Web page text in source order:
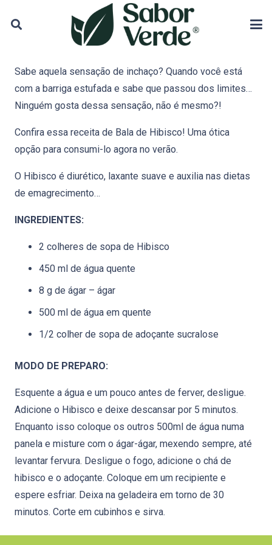
Sabe aquela sensação de inchaço? Quando você está
com a barriga estufada e sabe que passou dos limites…
Ninguém gosta dessa sensação, não é mesmo?!
Confira essa receita de Bala de Hibisco! Uma ótica
opção para consumi-lo agora no verão.
O Hibisco é diurético, laxante suave e auxilia nas dietas
de emagrecimento…
INGREDIENTES:
2 colheres de sopa de Hibisco
450 ml de água quente
8 g de ágar – ágar
500 ml de água em quente
1/2 colher de sopa de adoçante sucralose
MODO DE PREPARO:
Esquente a água e um pouco antes de ferver, desligue.
Adicione o Hibisco e deixe descansar por 5 minutos.
Enquanto isso coloque os outros 500ml de água numa
panela e misture com o ágar-ágar, mexendo sempre, até
levantar fervura. Desligue o fogo, adicione o chá de
hibisco e o adoçante. Coloque em um recipiente e
espere esfriar. Deixa na geladeira em torno de 30
minutos. Corte em cubinhos e sirva.